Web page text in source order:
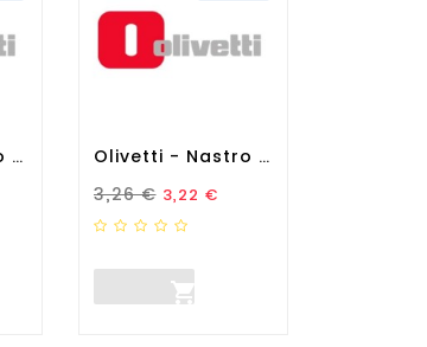
Olivetti - Nastro - Nero -... Olivetti - Nastro - Nero -...
Prezzo Standard
3,26 € Prezzo
3,22 €
